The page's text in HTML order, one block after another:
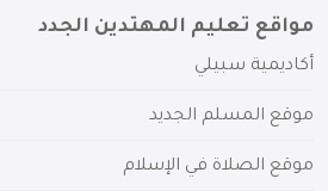
مواقع تعليم المهتدين الجدد
أكاديمية سبيلي
موقع المسلم الجديد
موقع الصلاة في الإسلام